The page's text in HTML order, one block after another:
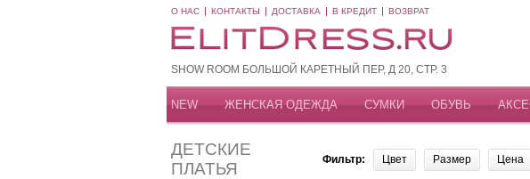
О НАС КОНТАКТЫ ДОСТАВКА В КРЕДИТ ВОЗВРАТ
SHOW ROOM БОЛЬШОЙ КАРЕТНЫЙ ПЕР, Д 20, СТР. 3
NEW ЖЕНСКАЯ ОДЕЖДА СУМКИ ОБУВЬ
ДЕТСКИЕ
ПЛАТЬЯ
Фильтр: Цвет Размер Цена